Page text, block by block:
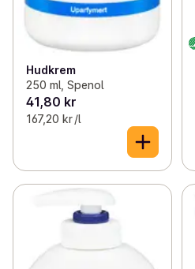
Hudkrem
250 ml, Spenol
41,80 kr
167,20 kr /l